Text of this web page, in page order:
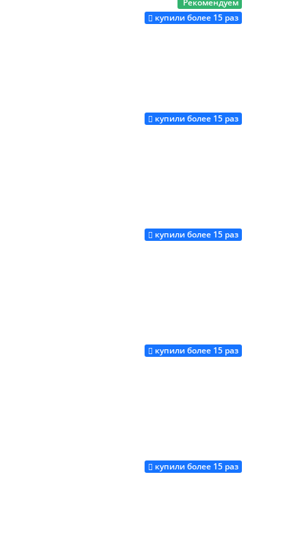
Купить
Рекомендуем
купили более 15 раз
Купить
купили более 15 раз
Купить
купили более 15 раз
Купить
купили более 15 раз
Купить
купили более 15 раз